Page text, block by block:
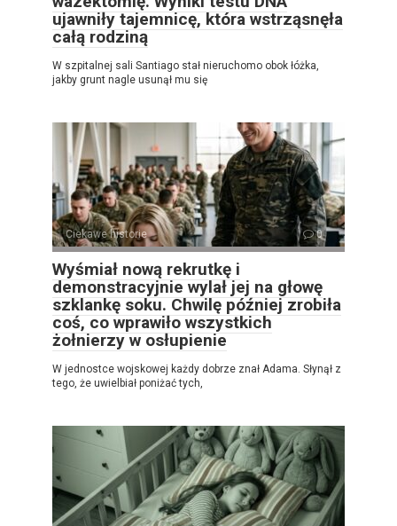
ujawniły tajemnicę, która wstrząsnęła
całą rodziną
W szpitalnej sali Santiago stał nieruchomo obok łóżka,
jakby grunt nagle usunął mu się
Ciekawe historie 0
Wyśmiał nową rekrutkę i
demonstracyjnie wylał jej na głowę
szklankę soku. Chwilę później zrobiła
coś, co wprawiło wszystkich
żołnierzy w osłupienie
W jednostce wojskowej każdy dobrze znał Adama. Słynął z
tego, że uwielbiał poniżać tych,